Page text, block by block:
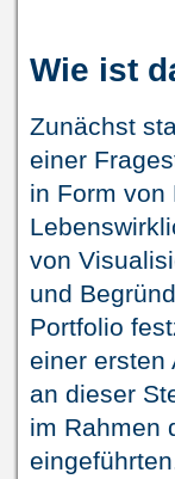
Wie ist
Zunächst
einer
in Form von
von
und
Portfolio
einer ersten
an dieser
im Rahmen